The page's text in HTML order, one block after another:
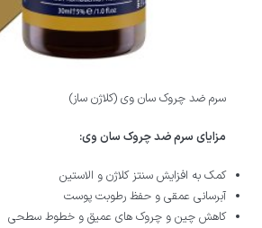
سرم ضد چروک سان وی (کلاژن ساز)
مزایای سرم ضد چروک سان وی:
کمک به افزایش سنتز کلاژن و الاستین
آبرسانی عمقی و حفظ رطوبت پوست
کاهش چین و چروک های عمیق و خطوط سطحی